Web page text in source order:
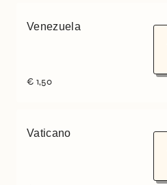
Venezuela
€ 1,50
Vaticano